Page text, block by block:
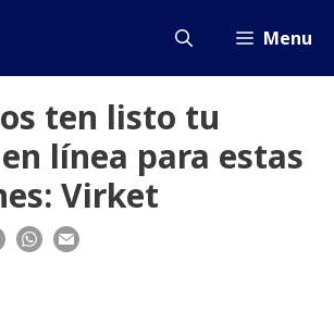
Menu
ten listo tu
línea para estas
Virket